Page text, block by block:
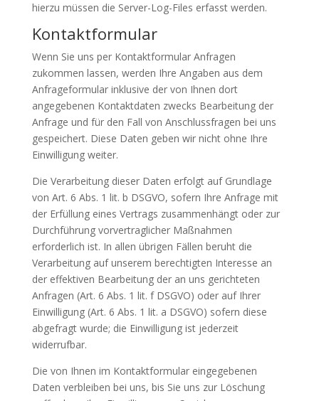
hierzu müssen die Server-Log-Files erfasst werden.
Kontaktformular
Wenn Sie uns per Kontaktformular Anfragen
zukommen lassen, werden Ihre Angaben aus dem
Anfrageformular inklusive der von Ihnen dort
angegebenen Kontaktdaten zwecks Bearbeitung der
Anfrage und für den Fall von Anschlussfragen bei uns
gespeichert. Diese Daten geben wir nicht ohne Ihre
Einwilligung weiter.
Die Verarbeitung dieser Daten erfolgt auf Grundlage
von Art. 6 Abs. 1 lit. b DSGVO, sofern Ihre Anfrage mit
der Erfüllung eines Vertrags zusammenhängt oder zur
Durchführung vorvertraglicher Maßnahmen
erforderlich ist. In allen übrigen Fällen beruht die
Verarbeitung auf unserem berechtigten Interesse an
der effektiven Bearbeitung der an uns gerichteten
Anfragen (Art. 6 Abs. 1 lit. f DSGVO) oder auf Ihrer
Einwilligung (Art. 6 Abs. 1 lit. a DSGVO) sofern diese
abgefragt wurde; die Einwilligung ist jederzeit
widerrufbar.
Die von Ihnen im Kontaktformular eingegebenen
Daten verbleiben bei uns, bis Sie uns zur Löschung